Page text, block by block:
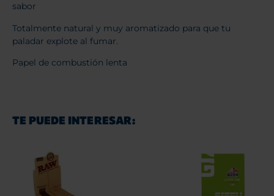
sabor
Totalmente natural y muy aromatizado para que tu
paladar explote al fumar.
Papel de combustión lenta
TE PUEDE INTERESAR: